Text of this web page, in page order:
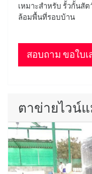
เหมาะสำหรับ รั้วกั้นสั
ล้อมพื้นที่รอบบ้าน
สอบถาม ขอใบ
ตาข่ายไวน์แ